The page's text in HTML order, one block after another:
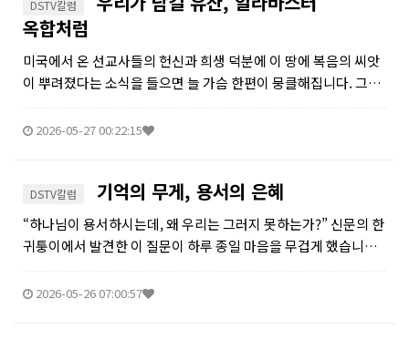
DSTV칼럼
옥합처럼
미국에서 온 선교사들의 헌신과 희생 덕분에 이 땅에 복음의 씨앗
이 뿌려졌다는 소식을 들으면 늘 가슴 한편이 뭉클해집니다. 그분
각하면 감사한 마음을 금할 길이 없습니다. 문득 이런 질문이 떠오
2026-05-27 00:22:15
DSTV칼럼 기억의 무게, 용서의 은혜
“하나님이 용서하시는데, 왜 우리는 그러지 못하는가?” 신문의 한
귀퉁이에서 발견한 이 질문이 하루 종일 마음을 무겁게 했습니다.
희미한 흉터로 남지만, 어떤 기억은 평생을 따라다니는 깊은 고통
2026-05-26 07:00:57